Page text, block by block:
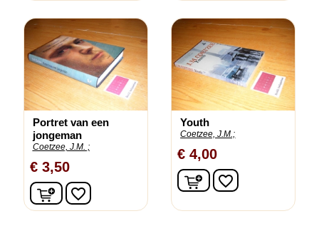
Portret van een
jongeman
Coetzee, J.M. ;
€ 3,50
In winkelwagen
favorite_border
Youth
Coetzee, J.M.;
€ 4,00
In winkelwagen
favorite_border